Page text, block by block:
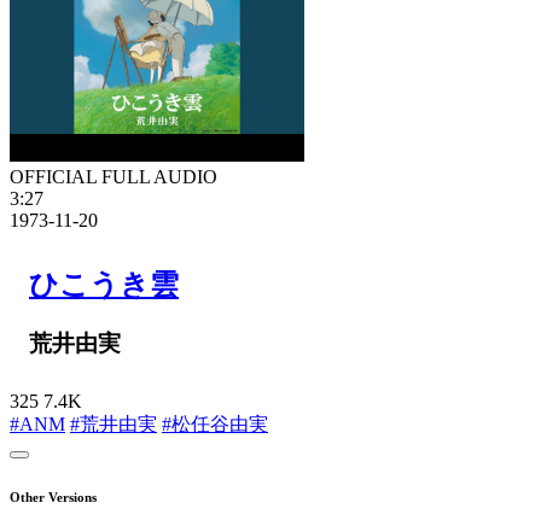
OFFICIAL FULL AUDIO
3:27
1973-11-20
ひこうき雲
荒井由実
325 7.4K
#ANM #荒井由実 #松任谷由実
Other Versions